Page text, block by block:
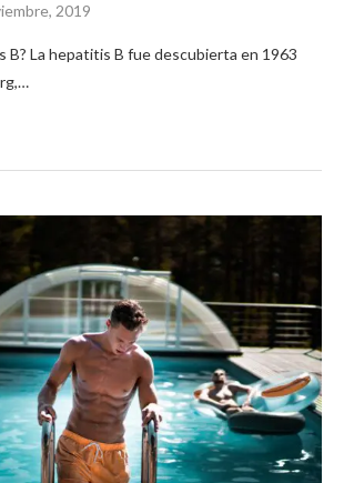
2019
B? La hepatitis B fue descubierta en 1963